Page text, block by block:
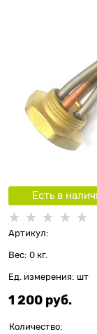
Есть в
Артикул:
Вес: 0 кг.
Ед. измерения: шт
1 200 руб.
Количество: